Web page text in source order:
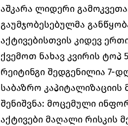
აშკარა ლიდერი
გაუმჯობესებულმა
აქტივებისთვის კიდევ
ქვემოთ ნახავ კვირის ტოპ
რეიტინგი შედგენილია 7-
საბაზრო კაპიტალიზაციის
შენიშვნა: მოცემული
აქტივები მაღალი რისკის